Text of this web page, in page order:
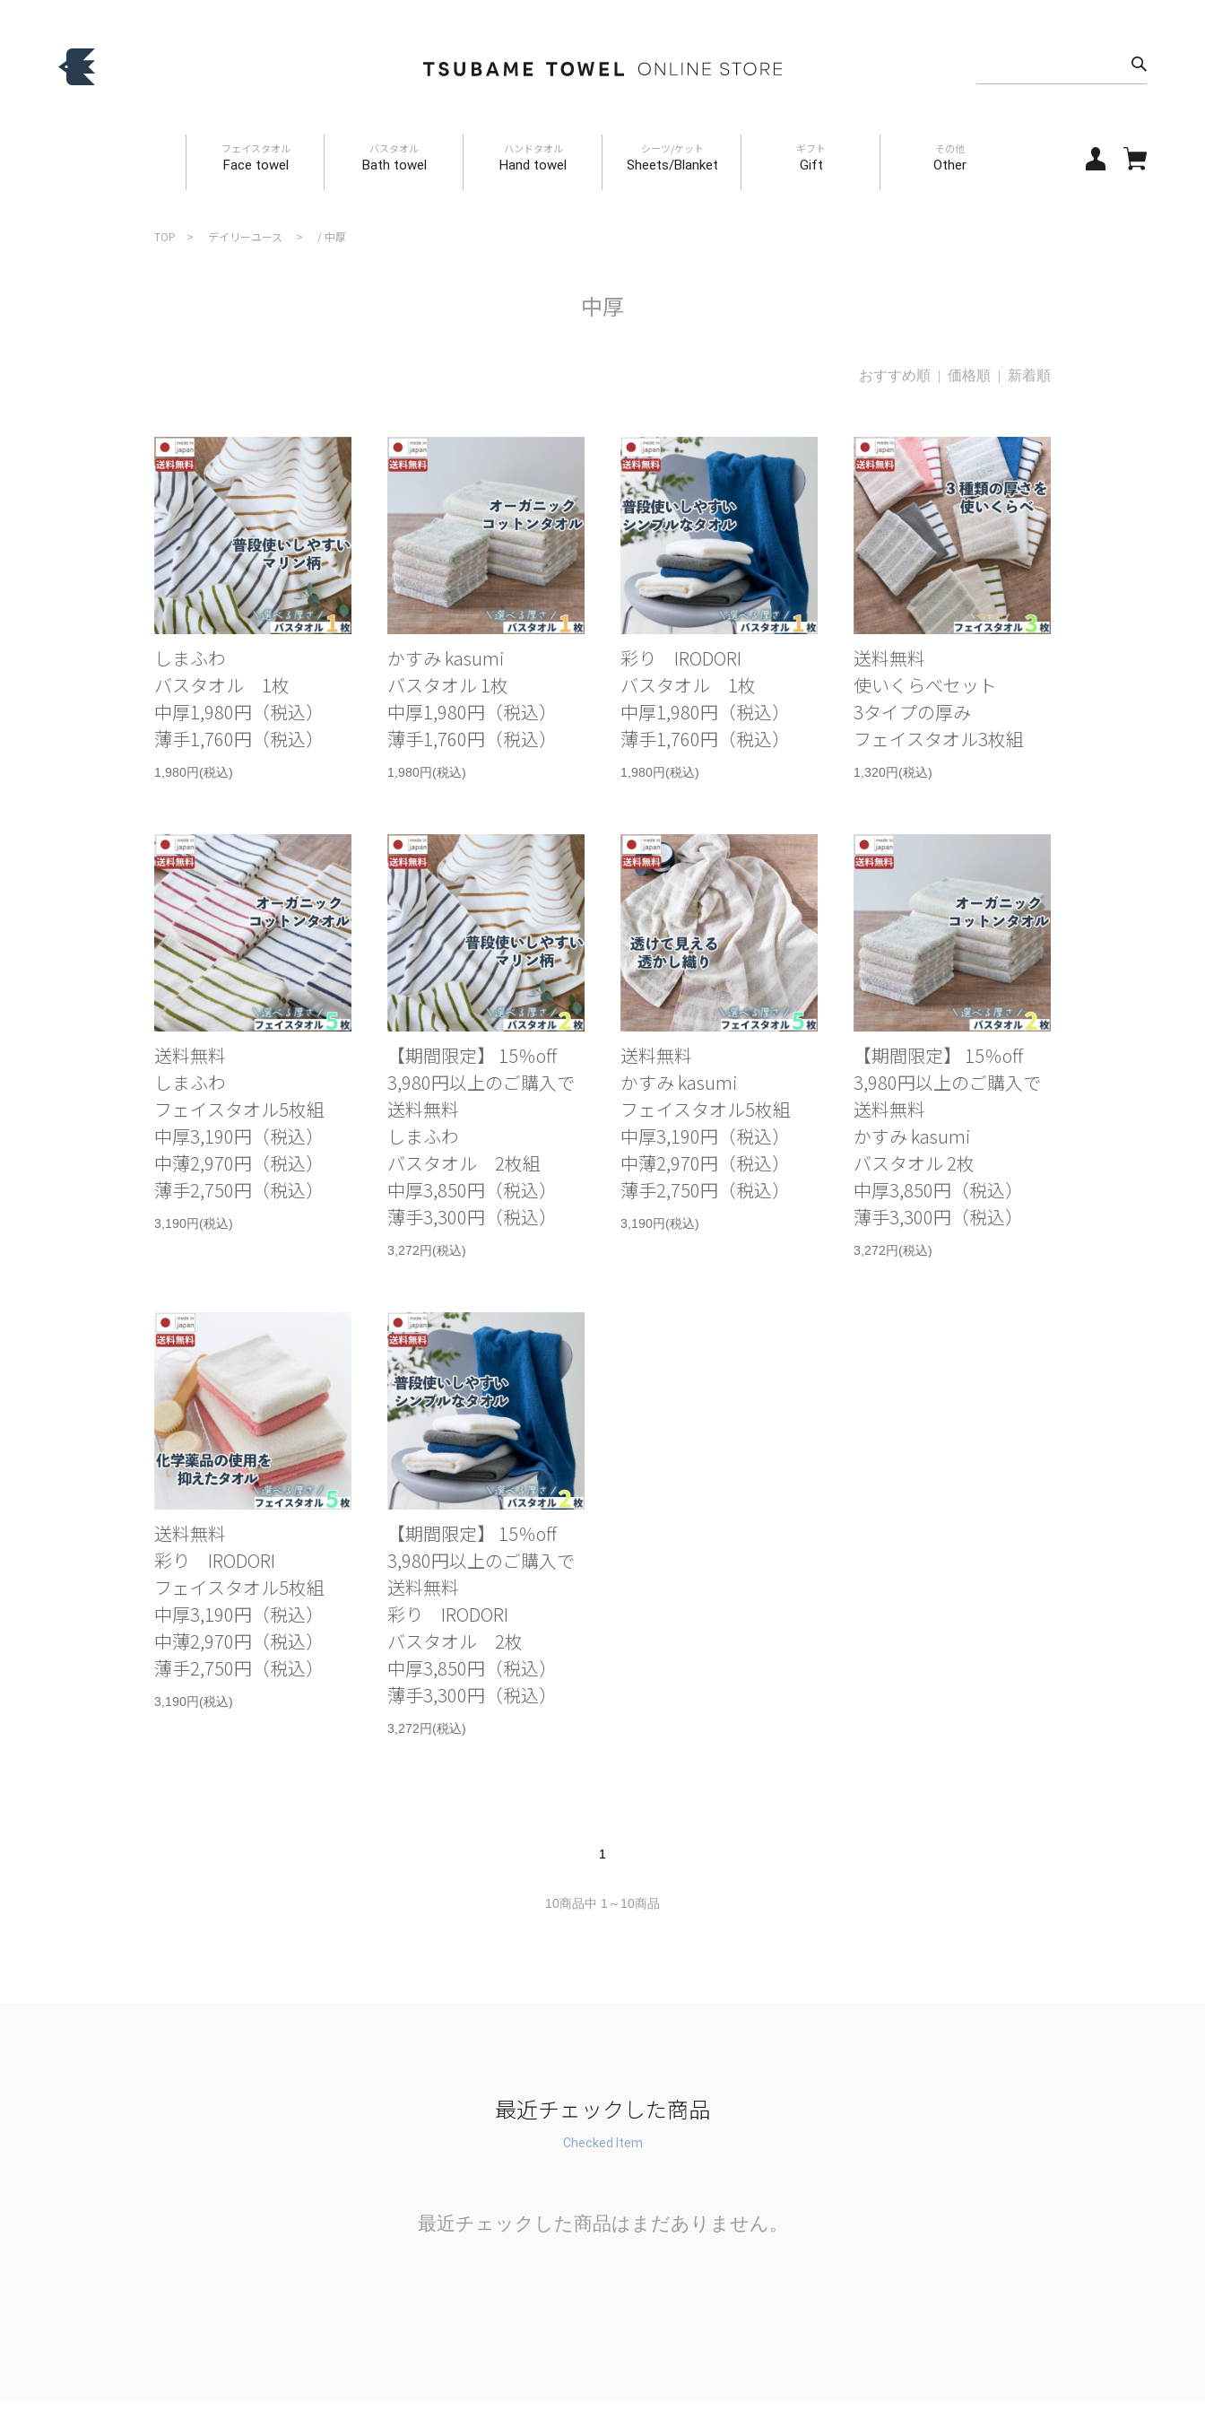
フェイスタオル
Face towel
バスタオル
Bath towel
ハンドタオル
Hand towel
シーツ/ケット
Sheets/Blanket
ギフト
Gift
その他
Other
TOP デイリーユース / 中厚
中厚
おすすめ順 | 価格順 | 新着順
しまふわ
バスタオル 1枚
中厚1,980円（税込）
薄手1,760円（税込）
1,980円(税込)
かすみ kasumi
バスタオル 1枚
中厚1,980円（税込）
薄手1,760円（税込）
1,980円(税込)
彩り IRODORI
バスタオル 1枚
中厚1,980円（税込）
薄手1,760円（税込）
1,980円(税込)
送料無料
使いくらべセット
3タイプの厚み
フェイスタオル3枚組
1,320円(税込)
送料無料
しまふわ
フェイスタオル5枚組
中厚3,190円（税込）
中薄2,970円（税込）
薄手2,750円（税込）
3,190円(税込)
【期間限定】 15％off
3,980円以上のご購入で
送料無料
しまふわ
バスタオル 2枚組
中厚3,850円（税込）
薄手3,300円（税込）
3,272円(税込)
送料無料
かすみ kasumi
フェイスタオル5枚組
中厚3,190円（税込）
中薄2,970円（税込）
薄手2,750円（税込）
3,190円(税込)
【期間限定】 15％off
3,980円以上のご購入で
送料無料
かすみ kasumi
バスタオル 2枚
中厚3,850円（税込）
薄手3,300円（税込）
3,272円(税込)
送料無料
彩り IRODORI
フェイスタオル5枚組
中厚3,190円（税込）
中薄2,970円（税込）
薄手2,750円（税込）
3,190円(税込)
【期間限定】 15％off
3,980円以上のご購入で
送料無料
彩り IRODORI
バスタオル 2枚
中厚3,850円（税込）
薄手3,300円（税込）
3,272円(税込)
1
10商品中 1～10商品
最近チェックした商品
Checked Item
最近チェックした商品はまだありません。